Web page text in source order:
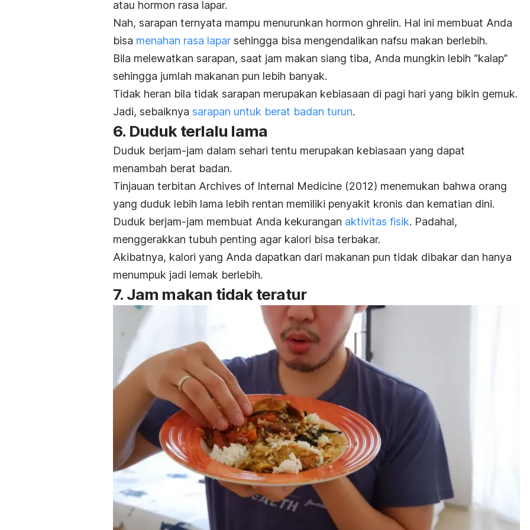
atau hormon rasa lapar.
Nah, sarapan ternyata mampu menurunkan hormon ghrelin. Hal ini membuat Anda
bisa menahan rasa lapar sehingga bisa mengendalikan nafsu makan berlebih.
Bila melewatkan sarapan, saat jam makan siang tiba, Anda mungkin lebih “kalap”
sehingga jumlah makanan pun lebih banyak.
Tidak heran bila tidak sarapan merupakan kebiasaan di pagi hari yang bikin gemuk.
Jadi, sebaiknya sarapan untuk berat badan turun.
6. Duduk terlalu lama
Duduk berjam-jam dalam sehari tentu merupakan kebiasaan yang dapat
menambah berat badan.
Tinjauan terbitan Archives of Internal Medicine (2012) menemukan bahwa orang
yang duduk lebih lama lebih rentan memiliki penyakit kronis dan kematian dini.
Duduk berjam-jam membuat Anda kekurangan aktivitas fisik. Padahal,
menggerakkan tubuh penting agar kalori bisa terbakar.
Akibatnya, kalori yang Anda dapatkan dari makanan pun tidak dibakar dan hanya
menumpuk jadi lemak berlebih.
7. Jam makan tidak teratur